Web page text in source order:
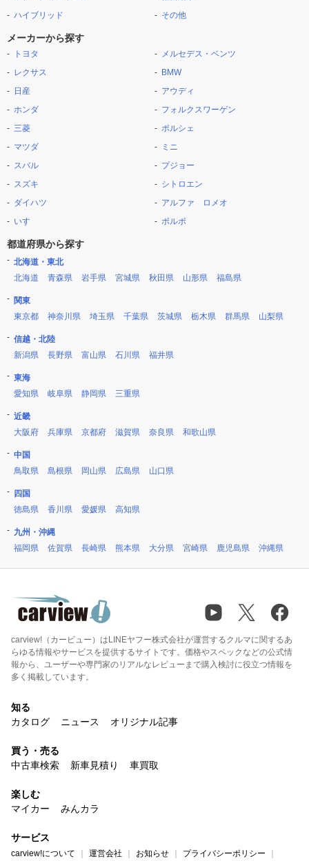
ハイブリッド
その他
メーカーから探す
トヨタ
レクサス
日産
ホンダ
三菱
マツダ
スバル
スズキ
ダイハツ
いすゞ
メルセデス・ベンツ
BMW
アウディ
フォルクスワーゲン
ポルシェ
ミニ
プジョー
シトロエン
アルファ ロメオ
ボルボ
都道府県から探す
北海道・東北
北海道
青森県 岩手県 宮城県 秋田県 山形県 福島県
関東
東京都
神奈川県 埼玉県 千葉県 茨城県 栃木県 群馬県 山梨県
信越・北陸
新潟県
長野県 富山県 石川県 福井県
東海
愛知県
岐阜県 静岡県 三重県
近畿
大阪府
兵庫県 京都府 滋賀県 奈良県 和歌山県
中国
鳥取県
島根県 岡山県 広島県 山口県
四国
徳島県
香川県 愛媛県 高知県
九州・沖縄
福岡県
佐賀県 長崎県 熊本県 大分県 宮崎県 鹿児島県 沖縄県
carview!（カービュー）はLINEヤフー株式会社が運営するクルマに関するあ
らゆる情報やサービスを提供するサイトです。価格やスペックなどの公式情
報から、ユーザーや専門家のリアルなレビューまで購入検討に役立つ情報を
多く掲載しています。
知る
カタログ
ニュース オリジナル記事
買う・売る
中古車検索
新車見積り 車買取
楽しむ
マイカー
みんカラ
サービス
carview!について 運営会社 お知らせ プライバシーポリシー